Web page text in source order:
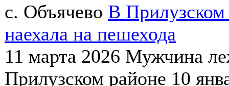
с. Объячево В Прилузском
наехала на пешехода
11 марта 2026 Мужчина
Прилузском районе 10